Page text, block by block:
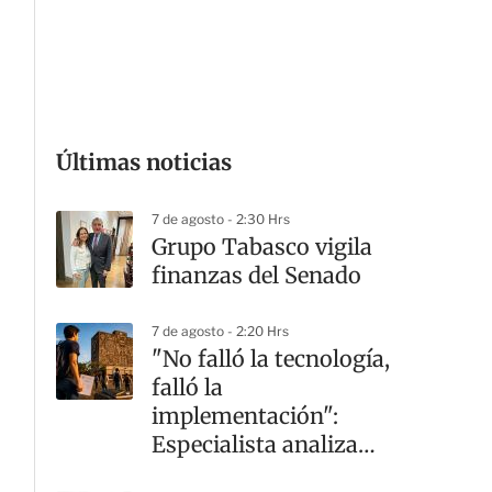
Últimas noticias
7 de agosto - 2:30 Hrs
Grupo Tabasco vigila
finanzas del Senado
7 de agosto - 2:20 Hrs
"No falló la tecnología,
falló la
implementación":
Especialista analiza